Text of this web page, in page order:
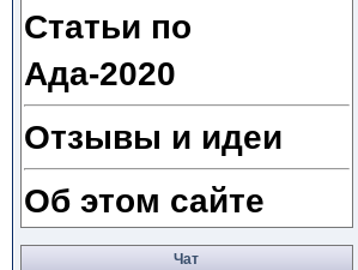
Статьи по
Ада-2020
Отзывы и идеи
Об этом сайте
Чат